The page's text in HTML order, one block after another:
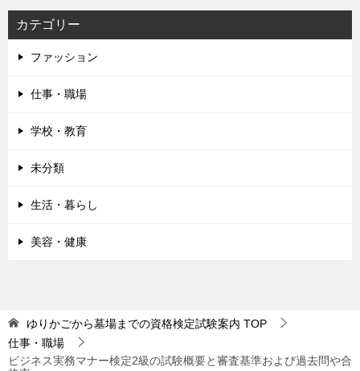
カテゴリー
ファッション
仕事・職場
学校・教育
未分類
生活・暮らし
美容・健康
ゆりかごから墓場までの資格検定試験案内 TOP
仕事・職場
ビジネス実務マナー検定2級の試験概要と審査基準および過去問や合